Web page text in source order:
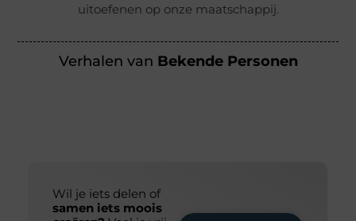
uitoefenen op onze maatschappij.
Verhalen van Bekende Personen
Wil je iets delen of
samen iets moois